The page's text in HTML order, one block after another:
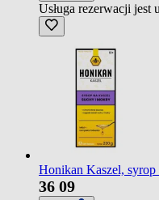
Usługa rezerwacji jest
Honikan Kaszel,
36 09